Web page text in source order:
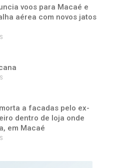
voos para Macaé e
aérea com novos jatos
a facadas pelo ex-
dentro de loja onde
em Macaé